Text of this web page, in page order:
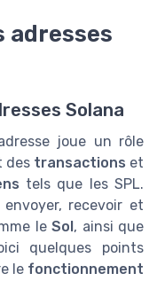
adresses
Solana
joue un rôle
des transactions et
tels que les SPL.
recevoir et
le Sol , ainsi que
quelques points
le fonctionnement